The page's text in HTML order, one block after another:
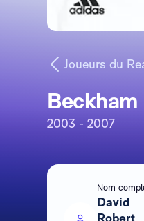
Joueurs du
Beckham
2003 - 2007
Nom
David
Robert